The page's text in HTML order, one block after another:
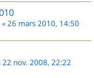
« 26 mars 2010, 14:50
22 nov. 2008, 22:22